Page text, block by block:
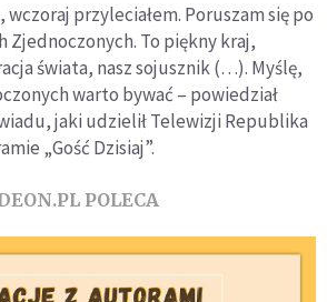
przyleciałem. Poruszam się po
Zjednoczonych. To piękny kraj,
świata, nasz sojusznik (…). Myślę,
warto bywać – powiedział
jaki udzielił Telewizji Republika
„Gość Dzisiaj”.
POLECA